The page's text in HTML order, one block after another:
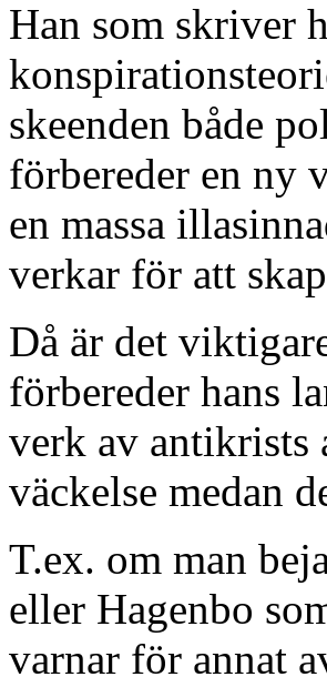
Han som skriver
skeenden både
förbereder en ny
en massa
verkar för att
Då är det
förbereder hans
verk av antikrists
väckelse medan
T.ex. om man
eller Hagenbo
varnar för annat